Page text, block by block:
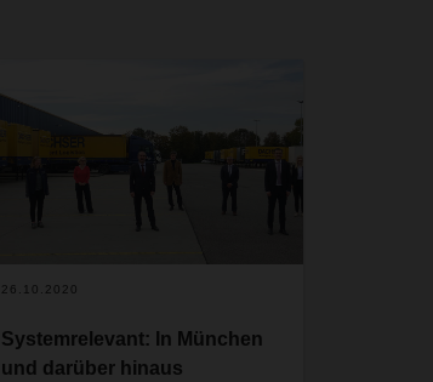
26.10.2020
Systemrelevant: In München
und darüber hinaus